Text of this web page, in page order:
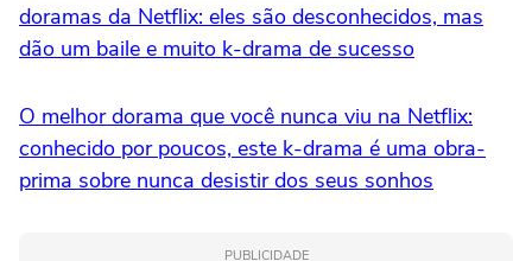
doramas da Netflix: eles são desconhecidos, mas
dão um baile e muito k-drama de sucesso
O melhor dorama que você nunca viu na Netflix:
conhecido por poucos, este k-drama é uma obra-
prima sobre nunca desistir dos seus sonhos
PUBLICIDADE